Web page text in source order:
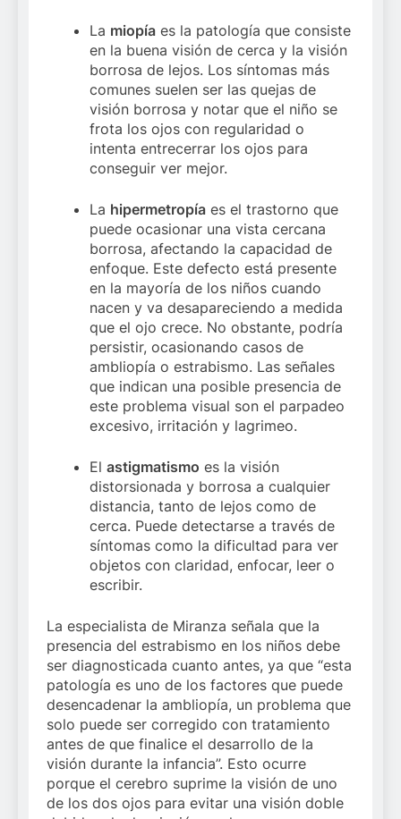
La miopía es la patología que consiste
en la buena visión de cerca y la visión
borrosa de lejos. Los síntomas más
comunes suelen ser las quejas de
visión borrosa y notar que el niño se
frota los ojos con regularidad o
intenta entrecerrar los ojos para
conseguir ver mejor.
La hipermetropía es el trastorno que
puede ocasionar una vista cercana
borrosa, afectando la capacidad de
enfoque. Este defecto está presente
en la mayoría de los niños cuando
nacen y va desapareciendo a medida
que el ojo crece. No obstante, podría
persistir, ocasionando casos de
ambliopía o estrabismo. Las señales
que indican una posible presencia de
este problema visual son el parpadeo
excesivo, irritación y lagrimeo.
El astigmatismo es la visión
distorsionada y borrosa a cualquier
distancia, tanto de lejos como de
cerca. Puede detectarse a través de
síntomas como la dificultad para ver
objetos con claridad, enfocar, leer o
escribir.
La especialista de Miranza señala que la
presencia del estrabismo en los niños debe
ser diagnosticada cuanto antes, ya que “esta
patología es uno de los factores que puede
desencadenar la ambliopía, un problema que
solo puede ser corregido con tratamiento
antes de que finalice el desarrollo de la
visión durante la infancia”. Esto ocurre
porque el cerebro suprime la visión de uno
de los dos ojos para evitar una visión doble